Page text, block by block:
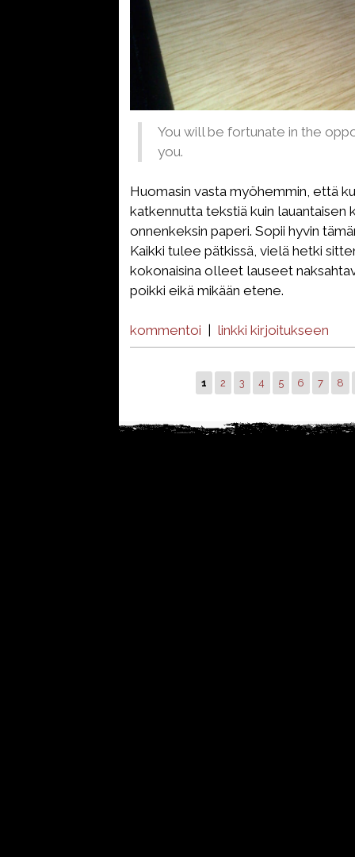
You will be fortunate in the
you.
Huomasin vasta myöhemmin, että
katkennutta tekstiä kuin lauantaisen
onnenkeksin paperi. Sopii hyvin
Kaikki tulee pätkissä, vielä hetki
kokonaisina olleet lauseet
poikki eikä mikään etene.
kommentoi linkki kirjoitukseen
1 2 3 4 5 6 7 8